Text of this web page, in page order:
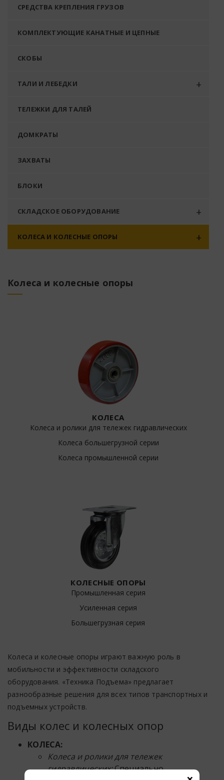
СРЕДСТВА КРЕПЛЕНИЯ ГРУЗОВ
КОМПЛЕКТУЮЩИЕ КАНАТНЫЕ И ЦЕПНЫЕ
СКОБЫ
ТАЛИ И ЛЕБЕДКИ
ТЕЛЕЖКИ ДЛЯ ТАЛЕЙ
ДОМКРАТЫ
ЗАХВАТЫ
БЛОКИ
СКЛАДСКОЕ ОБОРУДОВАНИЕ
КОЛЕСА И КОЛЕСНЫЕ ОПОРЫ
Колеса и колесные опоры
КОЛЕСА
Колеса и ролики для тележек гидравлических
Колеса большегрузной серии
Колеса промышленной серии
КОЛЕСНЫЕ ОПОРЫ
Промышленная серия
Усиленная серия
Большегрузная серия
Колеса и колесные опоры играют важную роль в
мобильности и эффективности складского
оборудования. «Техника Подъема» предлагает
разнообразные решения для всех типов транспортных и
подъемных устройств.
Виды колес и колесных опор
КОЛЕСА:
Колеса и ролики для тележек
гидравлических:Специально